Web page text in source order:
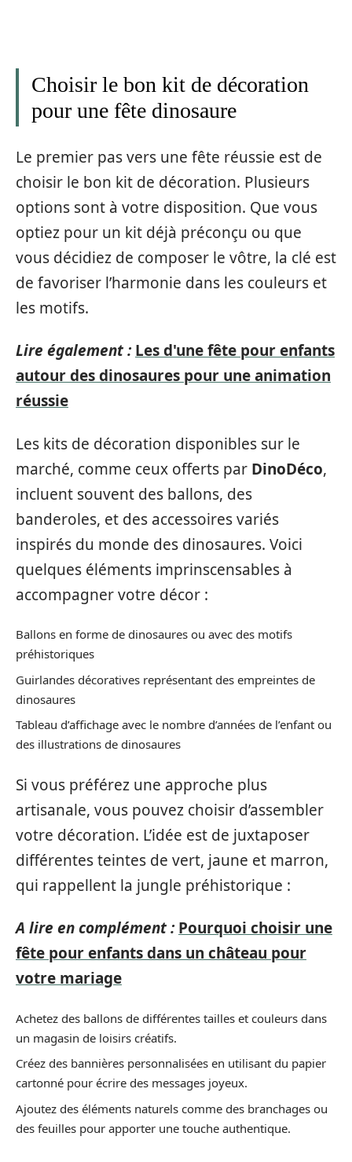
Choisir le bon kit de décoration
pour une fête dinosaure
Le premier pas vers une fête réussie est de
choisir le bon kit de décoration. Plusieurs
options sont à votre disposition. Que vous
optiez pour un kit déjà préconçu ou que
vous décidiez de composer le vôtre, la clé est
de favoriser l’harmonie dans les couleurs et
les motifs.
Lire également : Les d'une fête pour enfants
autour des dinosaures pour une animation
réussie
Les kits de décoration disponibles sur le
marché, comme ceux offerts par DinoDéco,
incluent souvent des ballons, des
banderoles, et des accessoires variés
inspirés du monde des dinosaures. Voici
quelques éléments imprinscensables à
accompagner votre décor :
Ballons en forme de dinosaures ou avec des motifs
préhistoriques
Guirlandes décoratives représentant des empreintes de
dinosaures
Tableau d’affichage avec le nombre d’années de l’enfant ou
des illustrations de dinosaures
Si vous préférez une approche plus
artisanale, vous pouvez choisir d’assembler
votre décoration. L’idée est de juxtaposer
différentes teintes de vert, jaune et marron,
qui rappellent la jungle préhistorique :
A lire en complément : Pourquoi choisir une
fête pour enfants dans un château pour
votre mariage
Achetez des ballons de différentes tailles et couleurs dans
un magasin de loisirs créatifs.
Créez des bannières personnalisées en utilisant du papier
cartonné pour écrire des messages joyeux.
Ajoutez des éléments naturels comme des branchages ou
des feuilles pour apporter une touche authentique.